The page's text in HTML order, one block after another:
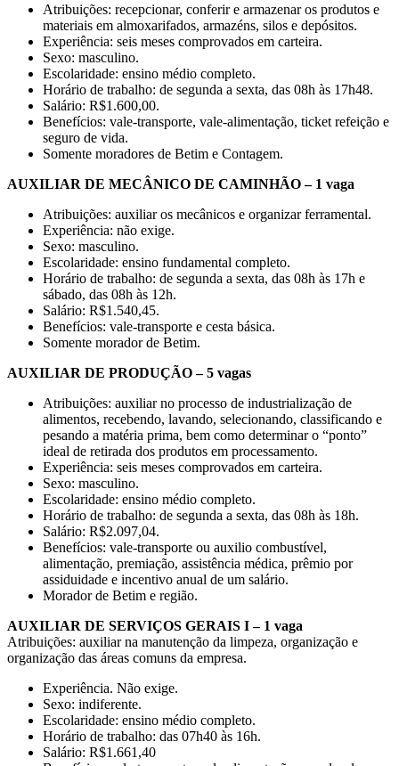
Atribuições: recepcionar, conferir e armazenar os produtos e
materiais em almoxarifados, armazéns, silos e depósitos.
Experiência: seis meses comprovados em carteira.
Sexo: masculino.
Escolaridade: ensino médio completo.
Horário de trabalho: de segunda a sexta, das 08h às 17h48.
Salário: R$1.600,00.
Benefícios: vale-transporte, vale-alimentação, ticket refeição e
seguro de vida.
Somente moradores de Betim e Contagem.
AUXILIAR DE MECÂNICO DE CAMINHÃO – 1 vaga
Atribuições: auxiliar os mecânicos e organizar ferramental.
Experiência: não exige.
Sexo: masculino.
Escolaridade: ensino fundamental completo.
Horário de trabalho: de segunda a sexta, das 08h às 17h e
sábado, das 08h às 12h.
Salário: R$1.540,45.
Benefícios: vale-transporte e cesta básica.
Somente morador de Betim.
AUXILIAR DE PRODUÇÃO – 5 vagas
Atribuições: auxiliar no processo de industrialização de
alimentos, recebendo, lavando, selecionando, classificando e
pesando a matéria prima, bem como determinar o “ponto”
ideal de retirada dos produtos em processamento.
Experiência: seis meses comprovados em carteira.
Sexo: masculino.
Escolaridade: ensino médio completo.
Horário de trabalho: de segunda a sexta, das 08h às 18h.
Salário: R$2.097,04.
Benefícios: vale-transporte ou auxilio combustível,
alimentação, premiação, assistência médica, prêmio por
assiduidade e incentivo anual de um salário.
Morador de Betim e região.
AUXILIAR DE SERVIÇOS GERAIS I – 1 vaga
Atribuições: auxiliar na manutenção da limpeza, organização e
organização das áreas comuns da empresa.
Experiência. Não exige.
Sexo: indiferente.
Escolaridade: ensino médio completo.
Horário de trabalho: das 07h40 às 16h.
Salário: R$1.661,40